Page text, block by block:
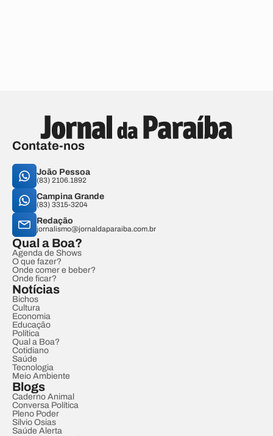
Contate-nos
João Pessoa
(83) 2106.1892
Campina Grande
(83) 3315-3204
Redação
jornalismo@jornaldaparaiba.com.br
Qual a Boa?
Agenda de Shows
O que fazer?
Onde comer e beber?
Onde ficar?
Notícias
Bichos
Cultura
Economia
Educação
Política
Qual a Boa?
Cotidiano
Saúde
Tecnologia
Meio Ambiente
Blogs
Caderno Animal
Conversa Política
Pleno Poder
Sílvio Osias
Saúde Alerta